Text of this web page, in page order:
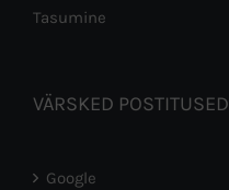
Tasumine
VÄRSKED POSTITUSED
Google